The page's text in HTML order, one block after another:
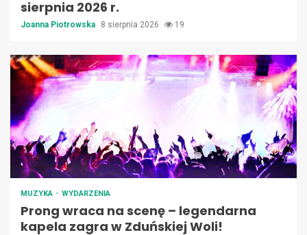
sierpnia 2026 r.
Joanna Piotrowska 8 sierpnia 2026 19
MUZYKA WYDARZENIA
Prong wraca na scenę – legendarna
kapela zagra w Zduńskiej Woli!